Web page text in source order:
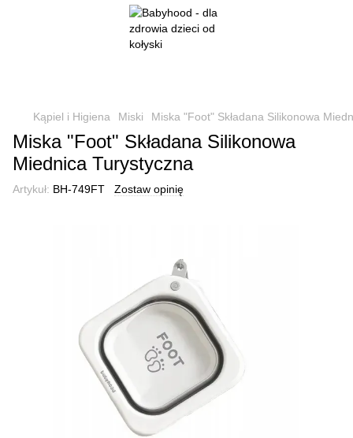
Kąpiel i Higiena Miski Miska "Foot" Składana Silikonowa
Miska "Foot" Składana Silikonowa
Miednica Turystyczna
Artykuł: BH-749FT Zostaw opinię